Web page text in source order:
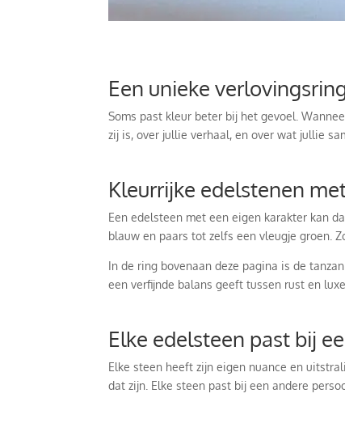
Een unieke
Soms past kleur beter bij het gevoel.
zij is, over jullie verhaal, en over wat jullie
Kleurrijke edelstenen
Een edelsteen met een eigen karakter kan
blauw en paars tot zelfs een vleugje groen.
In de ring bovenaan deze pagina is de
een verfijnde balans geeft tussen rust en luxe.
Elke edelsteen past bij
Elke steen heeft zijn eigen nuance en
dat zijn. Elke steen past bij een andere